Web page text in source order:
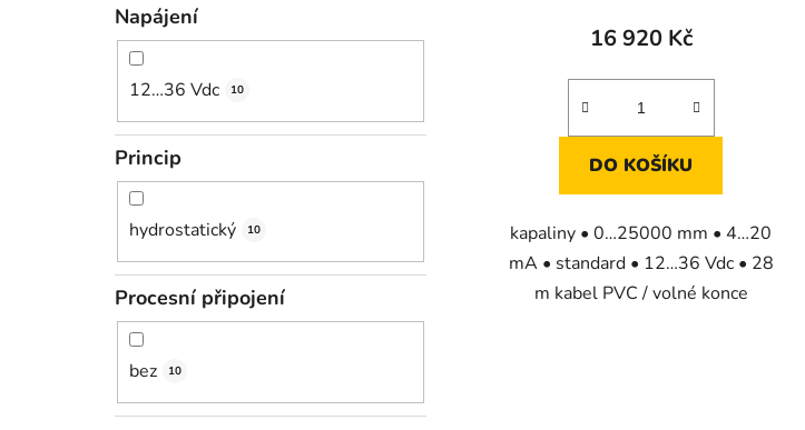
Napájení
12…36 Vdc 10
Princip
hydrostatický 10
Procesní připojení
bez 10
16 920 Kč
DO KOŠÍKU
kapaliny • 0…25000 mm • 4…20
mA • standard • 12…36 Vdc • 28
m kabel PVC / volné konce